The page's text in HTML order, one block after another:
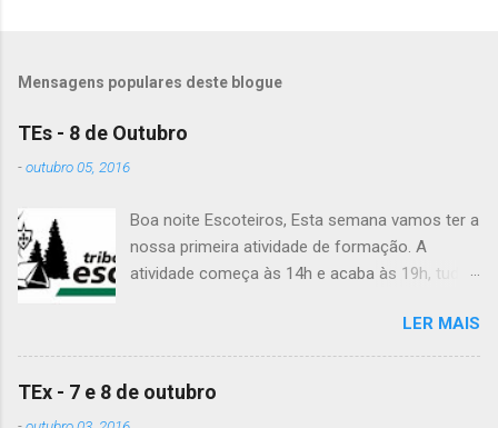
Mensagens populares deste blogue
TEs - 8 de Outubro
-outubro 05, 2016
Boa noite Escoteiros, Esta semana vamos ter a
nossa primeira atividade de formação. A
atividade começa às 14h e acaba às 19h, tudo
lanche (não pode ser dinheiro!), água, papel e
caneta. Para a Diana, a Inês, o Dawton,
Valentino e Rafael a atividade começa à 13h .
LER MAIS
TEx - 7 e 8 de outubro